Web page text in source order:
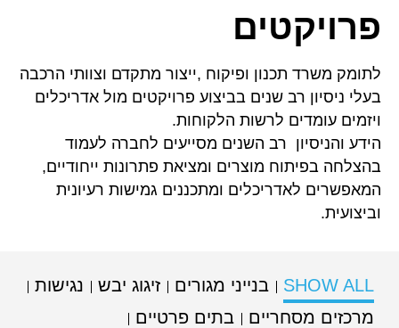
פרויקטים
לתומק משרד תכנון ופיקוח ,ייצור מתקדם וצוותי הרכבה
בעלי ניסיון רב שנים בביצוע פרויקטים מול אדריכלים
ויזמים עומדים לרשות הלקוחות.
הידע והניסיון רב השנים מסייעים לחברה לעמוד
בהצלחה בפיתוח מוצרים ומציאת פתרונות ייחודיים,
המאפשרים לאדריכלים ומתכננים גמישות רעיונית
וביצועית.
SHOW ALL בנייני מגורים זיגוג יבש
נגישות
מרכזים מסחריים
בתים פרטיים